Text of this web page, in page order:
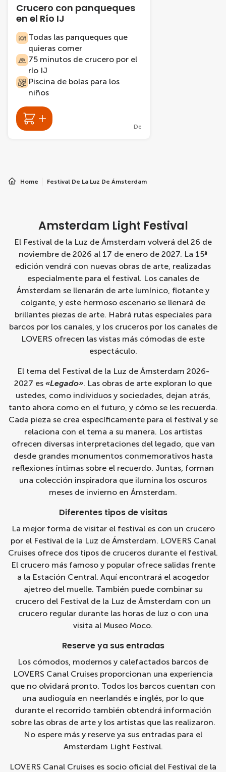
Crucero con panqueques
en el Río IJ
Todas las panqueques que
quieras comer
75 minutos de crucero por el
río IJ
Piscina de bolas para los
niños
De
Home Festival De La Luz De Ámsterdam
Amsterdam Light Festival
El Festival de la Luz de Ámsterdam volverá del 26 de
noviembre de 2026 al 17 de enero de 2027. La 15ª
edición vendrá con nuevas obras de arte, realizadas
especialmente para el festival. Los canales de
Ámsterdam se llenarán de arte lumínico, flotante y
colgante, y este hermoso escenario se llenará de
brillantes piezas de arte. Habrá rutas especiales para
barcos por los canales, y los cruceros por los canales de
LOVERS ofrecen las vistas más cómodas de este
espectáculo.
El tema del Festival de la Luz de Ámsterdam 2026-
2027 es «Legado». Las obras de arte exploran lo que
ustedes, como individuos y sociedades, dejan atrás,
tanto ahora como en el futuro, y cómo se les recuerda.
Cada pieza se crea específicamente para el festival y se
relaciona con el tema a su manera. Los artistas
ofrecen diversas interpretaciones del legado, que van
desde grandes monumentos conmemorativos hasta
reflexiones íntimas sobre el recuerdo. Juntas, forman
una colección inspiradora que ilumina los oscuros
meses de invierno en Ámsterdam.
Diferentes tipos de visitas
La mejor forma de visitar el festival es con un crucero
por el Festival de la Luz de Ámsterdam. LOVERS Canal
Cruises ofrece dos tipos de cruceros durante el festival.
El crucero más famoso y popular ofrece salidas frente
a la Estación Central. Aquí encontrará el acogedor
ajetreo del muelle. También puede combinar su
crucero del Festival de la Luz de Ámsterdam con un
crucero regular durante las horas de luz o con una
visita al Museo Moco.
Reserve ya sus entradas
Los cómodos, modernos y calefactados barcos de
LOVERS Canal Cruises proporcionan una experiencia
que no olvidará pronto. Todos los barcos cuentan con
una audioguía en neerlandés e inglés, por lo que
durante el recorrido también obtendrá información
sobre las obras de arte y los artistas que las realizaron.
No espere más y reserve ya sus entradas para el
Amsterdam Light Festival.
LOVERS Canal Cruises es socio oficial del Festival de la